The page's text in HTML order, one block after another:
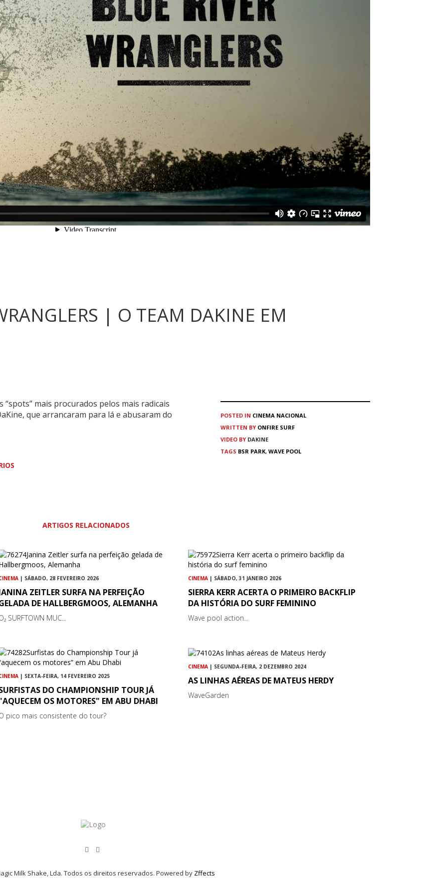
| O TEAM DAKINE EM
mais procurados pelos mais radicais
que arrancaram para lá e abusaram do
POSTED IN CINEMA NACIONAL
WRITTEN BY ONFIRE SURF
VIDEO BY DAKINE
TAGS BSR PARK, WAVE POOL
ARTIGOS RELACIONADOS
| SÁBADO, 28 FEVEREIRO 2026
ZEITLER SURFA NA PERFEIÇÃO
DE HALLBERGMOOS, ALEMANHA
SURFTOWN MUC...
CINEMA | SÁBADO, 31 JANEIRO 2026
SIERRA KERR ACERTA O PRIMEIRO BACKFLIP
DA HISTÓRIA DO SURF FEMININO
Wave pool action...
| SEXTA-FEIRA, 14 FEVEREIRO 2025
DO CHAMPIONSHIP TOUR JÁ
OS MOTORES" EM ABU DHABI
pico mais consistente do tour?
CINEMA | SEGUNDA-FEIRA, 2 DEZEMBRO 2024
AS LINHAS AÉREAS DE MATEUS HERDY
WaveGarden
Milk Shake, Lda. Todos os direitos reservados. Powered by Zffects